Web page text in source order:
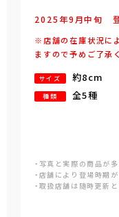
2025年9 月中旬
※店舗の在庫状況に
ますので予めご了承
サイズ 約8cm
種類 全5種
・写真と実際の商品が
・店舗により登場時期
・取扱店舗は随時更新と